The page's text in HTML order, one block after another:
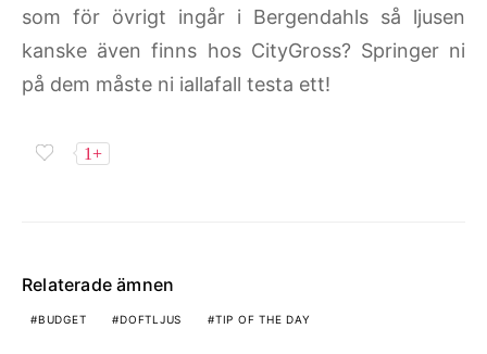
som för övrigt ingår i Bergendahls så ljusen
kanske även finns hos CityGross? Springer ni
på dem måste ni iallafall testa ett!
1+
Relaterade ämnen
BUDGET DOFTLJUS TIP OF THE DAY